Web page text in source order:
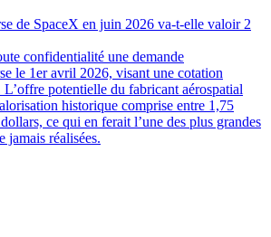
de SpaceX en juin 2026 va-t-elle valoir 2
confidentialité une demande
le 1er avril 2026, visant une cotation
potentielle du fabricant aérospatial
historique comprise entre 1,75
ce qui en ferait l’une des plus grandes
jamais réalisées.